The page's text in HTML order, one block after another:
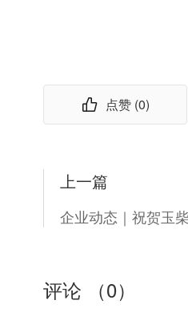
点赞 (0)
上一篇
评论 （0）